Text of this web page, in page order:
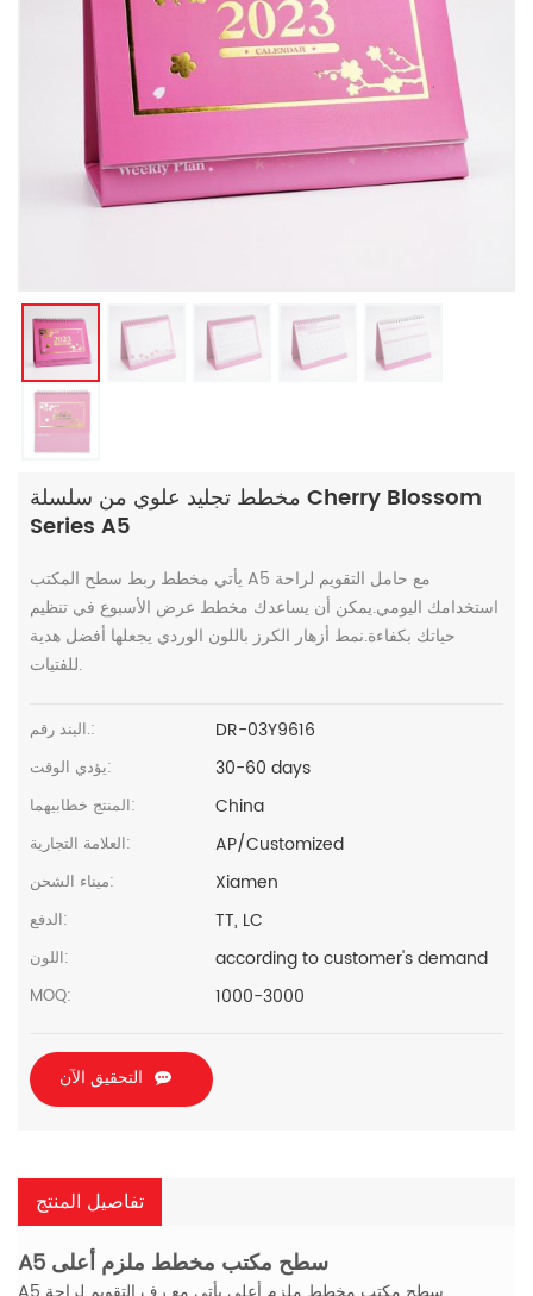
مخطط تجليد علوي من سلسلة Cherry Blossom
Series A5
يأتي مخطط ربط سطح المكتب A5 مع حامل التقويم لراحة
استخدامك اليومي.يمكن أن يساعدك مخطط عرض الأسبوع في تنظيم
حياتك بكفاءة.نمط أزهار الكرز باللون الوردي يجعلها أفضل هدية
للفتيات.
البند رقم.: DR-03Y9616
يؤدي الوقت: 30-60 days
المنتج خطابيهما: China
العلامة التجارية: AP/Customized
ميناء الشحن: Xiamen
الدفع: TT, LC
اللون: according to customer's demand
MOQ: 1000-3000
التحقيق الآن
تفاصيل المنتج
A5 سطح مكتب مخطط ملزم أعلى